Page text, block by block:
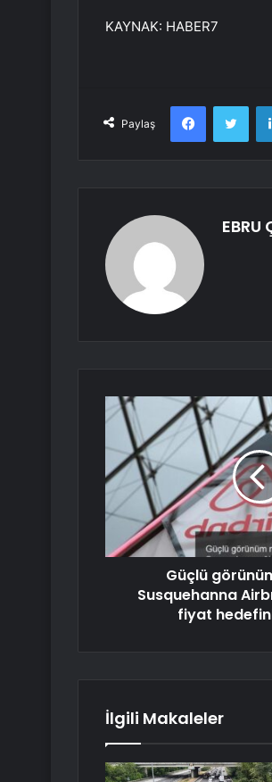
KAYNAK: HABER7
Paylaş
Facebook
EBRU
Güçlü
Susquehanna
fiyat
İlgili Makaleler